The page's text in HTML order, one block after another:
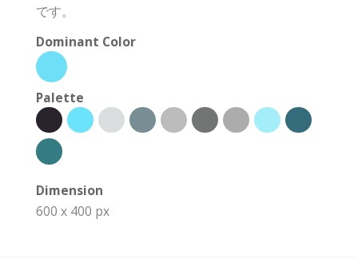
です。
Dominant Color
Palette
Dimension
600 x 400 px